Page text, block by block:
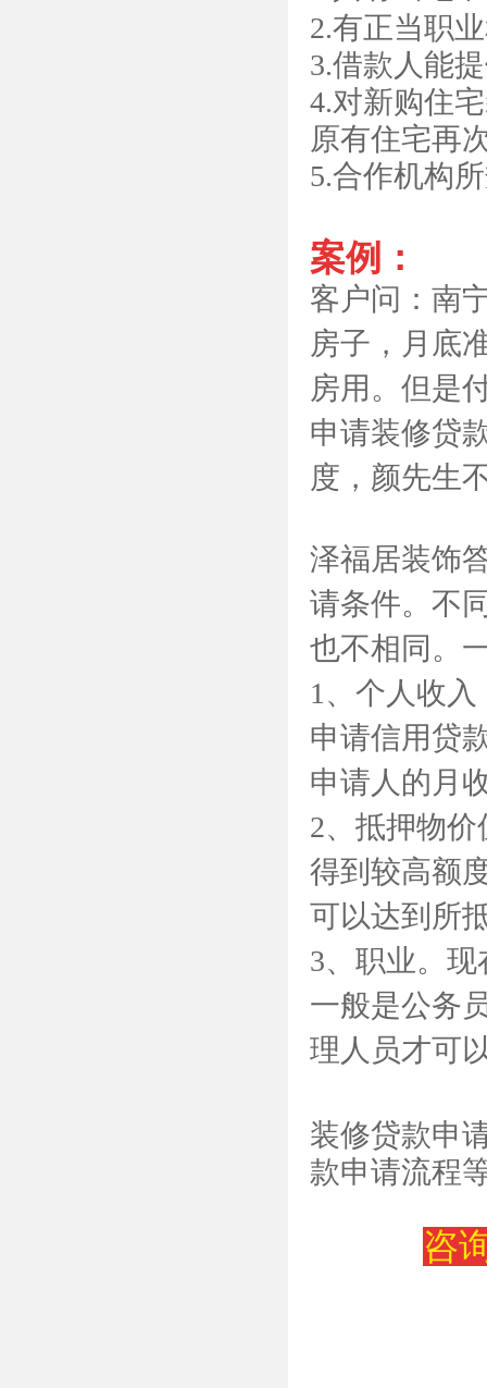
2.有正当职
3.借款人能
4.对新购住
原有住宅再
5.合作机构
案例：
客户问：南
房子，月底
房用。但是
申请装修贷
度，颜先生
泽福居装饰
请条件。不
也不相同。
1、个人收
申请信用贷
申请人的月
2、抵押物
得到较高额
可以达到所
3、职业。
一般是公务
理人员才可
装修贷款申
款申请流程
咨